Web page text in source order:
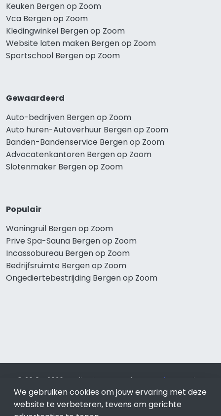
Keuken Bergen op Zoom
Vca Bergen op Zoom
Kledingwinkel Bergen op Zoom
Website laten maken Bergen op Zoom
Sportschool Bergen op Zoom
Gewaardeerd
Auto-bedrijven Bergen op Zoom
Auto huren-Autoverhuur Bergen op Zoom
Banden-Bandenservice Bergen op Zoom
Advocatenkantoren Bergen op Zoom
Slotenmaker Bergen op Zoom
Populair
Woningruil Bergen op Zoom
Prive Spa-Sauna Bergen op Zoom
Incassobureau Bergen op Zoom
Bedrijfsruimte Bergen op Zoom
Ongediertebestrijding Bergen op Zoom
© 2019 - 2026 Realisatie en SEO door SEO-bureau
Lion
Internet. Betaal alleen voor bewezen resultaten?SEO
optimalisatie No Cure No Pay.Bergen op Zoomis onderdeel
van Lion Internet.
We gebruiken cookies om jouw ervaring met deze
website te verbeteren, tevens om gerichte